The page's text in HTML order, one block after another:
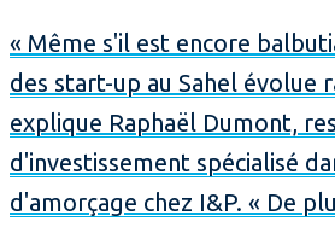
« Même s'il est encore
des start-up au Sahel évolue
explique Raphaël Dumont,
d'investissement spécialisé
d'amorçage chez I&P. « De